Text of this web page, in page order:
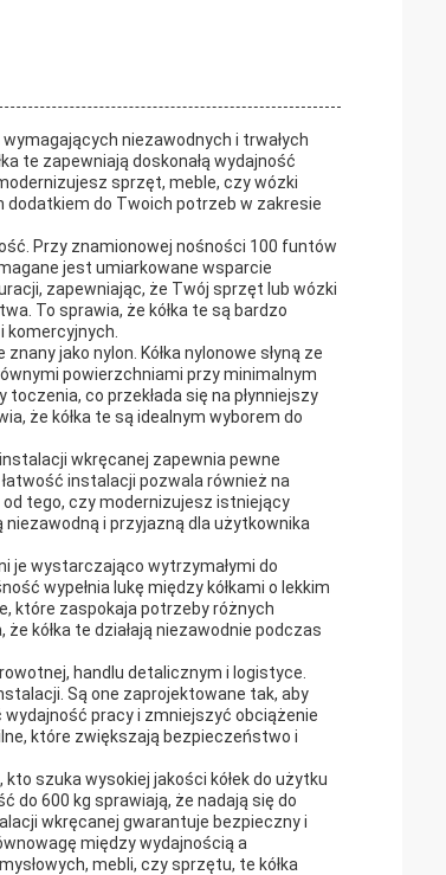
niezawodnych i trwałych
te zapewniają doskonałą wydajność
sprzęt, meble, czy wózki
dodatkiem do Twoich potrzeb w zakresie
Przy znamionowej nośności 100 funtów
jest umiarkowane wsparcie
zapewniając, że Twój sprzęt lub wózki
To sprawia, że kółka te są bardzo
jako nylon. Kółka nylonowe słyną ze
powierzchniami przy minimalnym
toczenia, co przekłada się na płynniejszy
że kółka te są idealnym wyborem do
wkręcanej zapewnia pewne
instalacji pozwala również na
tego, czy modernizujesz istniejący
i przyjazną dla użytkownika
je wystarczająco wytrzymałymi do
wypełnia lukę między kółkami o lekkim
które zaspokaja potrzeby różnych
kółka te działają niezawodnie podczas
handlu detalicznym i logistyce.
Są one zaprojektowane tak, aby
pracy i zmniejszyć obciążenie
które zwiększają bezpieczeństwo i
szuka wysokiej jakości kółek do użytku
do 600 kg sprawiają, że nadają się do
wkręcanej gwarantuje bezpieczny i
między wydajnością a
mebli, czy sprzętu, te kółka